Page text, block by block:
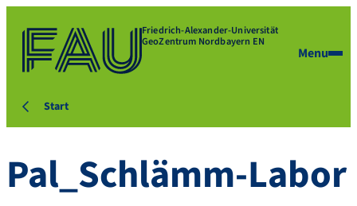
Friedrich-Alexander-Universität
GeoZentrum Nordbayern EN
Menu
Start
Pal_Schlämm-Labor